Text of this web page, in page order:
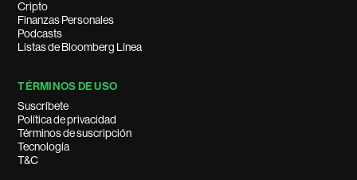
Cripto
Finanzas Personales
Podcasts
Listas de Bloomberg Línea
TÉRMINOS DE USO
Suscríbete
Política de privacidad
Términos de suscripción
Tecnología
T&C